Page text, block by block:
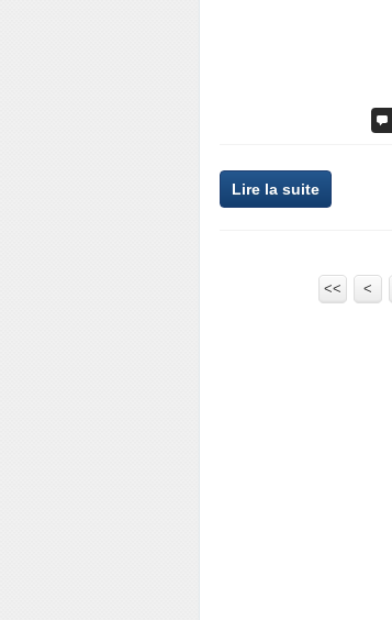
Lire la suite
<< <